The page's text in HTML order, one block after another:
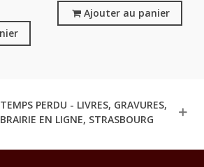
Cuir
Catholiques, Protestants
Ajouter au panier
PERDU - LIVRES, GRAVURES,
EN LIGNE, STRASBOURG